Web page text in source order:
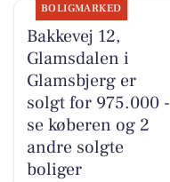
BOLIGMARKED
Bakkevej 12,
Glamsdalen i
Glamsbjerg er
solgt for 975.000 -
se køberen og 2
andre solgte
boliger